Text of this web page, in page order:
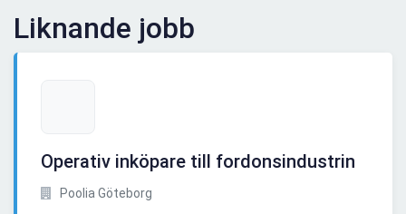
Liknande jobb
Operativ inköpare till fordonsindustrin
Poolia Göteborg